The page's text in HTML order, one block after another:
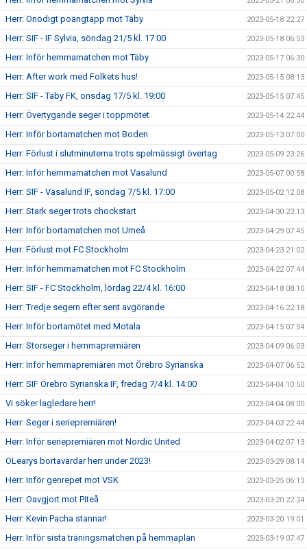
Herr: Onödigt poängtapp mot Täby 2023-05-18 22:27
Herr: SIF - IF Sylvia, söndag 21/5 kl. 17:00 2023-05-18 06:53
Herr: Inför hemmamatchen mot Täby 2023-05-17 06:30
Herr: After work med Folkets hus! 2023-05-15 08:13
Herr: SIF - Täby FK, onsdag 17/5 kl. 19:00 2023-05-15 07:45
Herr: Övertygande seger i toppmötet 2023-05-14 22:44
Herr: Inför bortamatchen mot Boden 2023-05-13 07:00
Herr: Förlust i slutminuterna trots spelmässigt övertag 2023-05-09 23:26
Herr: Inför hemmamatchen mot Vasalund 2023-05-07 00:58
Herr: SIF - Vasalund IF, söndag 7/5 kl. 17:00 2023-05-02 12:08
Herr: Stark seger trots chockstart 2023-04-30 23:13
Herr: Inför bortamatchen mot Umeå 2023-04-29 07:45
Herr: Förlust mot FC Stockholm 2023-04-23 21:02
Herr: Inför hemmamatchen mot FC Stockholm 2023-04-22 07:44
Herr: SIF - FC Stockholm, lördag 22/4 kl. 16:00 2023-04-18 08:10
Herr: Tredje segern efter sent avgörande 2023-04-16 22:18
Herr: Inför bortamötet med Motala 2023-04-15 07:54
Herr: Storseger i hemmapremiären 2023-04-09 06:03
Herr: Inför hemmapremiären mot Örebro Syrianska 2023-04-07 06:52
Herr: SIF Örebro Syrianska IF, fredag 7/4 kl. 14:00 2023-04-04 10:50
Vi söker lagledare herr! 2023-04-04 08:00
Herr: Seger i seriepremiären! 2023-04-03 22:44
Herr: Inför seriepremiären mot Nordic United 2023-04-02 07:13
OLearys bortavärdar herr under 2023! 2023-03-29 08:14
Herr: Inför genrepet mot VSK 2023-03-25 06:13
Herr: Oavgjort mot Piteå 2023-03-20 22:24
Herr: Kevin Pacha stannar! 2023-03-20 19:01
Herr: Inför sista träningsmatchen på hemmaplan 2023-03-19 07:47